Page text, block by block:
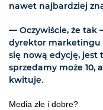
nawet najbardziej
— Oczywiście, że tak
dyrektor marketingu
się nową edycję, jest
sprzedamy może 10,
kwituje.
Media złe i dobre?